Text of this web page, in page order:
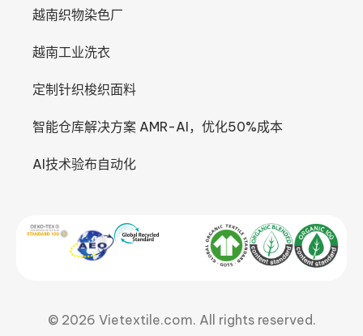
越南织物染色厂
越南工业洗衣
定制针织梭织面料
智能仓库解决方案 AMR-AI，优化50%成本
AI技术验布自动化
© 2026 Vietextile.com. All rights reserved.